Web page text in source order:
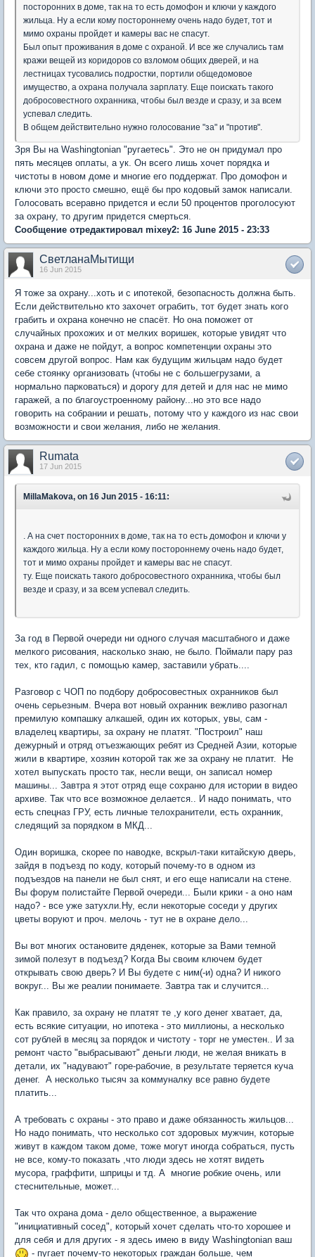
посторонних в доме, так на то есть домофон и ключи у каждого
жильца. Ну а если кому постороннему очень надо будет, тот и
мимо охраны пройдет и камеры вас не спасут.
Был опыт проживания в доме с охраной. И все же случались там
кражи вещей из коридоров со взломом общих дверей, и на
лестницах тусовались подростки, портили общедомовое
имущество, а охрана получала зарплату. Еще поискать такого
добросовестного охранника, чтобы был везде и сразу, и за всем
успевал следить.
В общем действительно нужно голосование "за" и "против".
Зря Вы на Washingtonian "ругаетесь". Это не он придумал про
пять месяцев оплаты, а ук. Он всего лишь хочет порядка и
чистоты в новом доме и многие его поддержат. Про домофон и
ключи это просто смешно, ещё бы про кодовый замок написали.
Голосовать всеравно придется и если 50 процентов проголосуют
за охрану, то другим придется смерться.
Сообщение отредактировал mixey2: 16 June 2015 - 23:33
СветланаМытищи
16 Jun 2015
Я тоже за охрану...хоть и с ипотекой, безопасность должна быть.
Если действительно кто захочет ограбить, тот будет знать кого
грабить и охрана конечно не спасёт. Но она поможет от
случайных прохожих и от мелких воришек, которые увидят что
охрана и даже не пойдут, а вопрос компетенции охраны это
совсем другой вопрос. Нам как будущим жильцам надо будет
себе стоянку организовать (чтобы не с большегрузами, а
нормально парковаться) и дорогу для детей и для нас не мимо
гаражей, а по благоустроенному району...но это все надо
говорить на собрании и решать, потому что у каждого из нас свои
возможности и свои желания, либо не желания.
Rumata
17 Jun 2015
MillaMakova, on 16 Jun 2015 - 16:11:
. А на счет посторонних в доме, так на то есть домофон и ключи у
каждого жильца. Ну а если кому постороннему очень надо будет,
тот и мимо охраны пройдет и камеры вас не спасут.
ту. Еще поискать такого добросовестного охранника, чтобы был
везде и сразу, и за всем успевал следить.
За год в Первой очереди ни одного случая масштабного и даже
мелкого рисования, насколько знаю, не было. Поймали пару раз
тех, кто гадил, с помощью камер, заставили убрать....
Разговор с ЧОП по подбору добросовестных охранников был
очень серьезным. Вчера вот новый охранник вежливо разогнал
премилую компашку алкашей, один их которых, увы, сам -
владелец квартиры, за охрану не платят. "Построил" наш
дежурный и отряд отъезжающих ребят из Средней Азии, которые
жили в квартире, хозяин которой так же за охрану не платит. Не
хотел выпускать просто так, несли вещи, он записал номер
машины... Завтра я этот отряд еще сохраню для истории в видео
архиве. Так что все возможное делается.. И надо понимать, что
есть спецназ ГРУ, есть личные телохранители, есть охранник,
следящий за порядком в МКД...
Один воришка, скорее по наводке, вскрыл-таки китайскую дверь,
зайдя в подъезд по коду, который почему-то в одном из
подъездов на панели не был снят, и его еще написали на стене.
Вы форум полистайте Первой очереди... Были крики - а оно нам
надо? - все уже затухли.Ну, если некоторые соседи у других
цветы воруют и проч. мелочь - тут не в охране дело...
Вы вот многих остановите дяденек, которые за Вами темной
зимой полезут в подъезд? Когда Вы своим ключем будет
открывать свою дверь? И Вы будете с ним(-и) одна? И никого
вокруг... Вы же реалии понимаете. Завтра так и случится...
Как правило, за охрану не платят те ,у кого денег хватает, да,
есть всякие ситуации, но ипотека - это миллионы, а несколько
сот рублей в месяц за порядок и чистоту - торг не уместен.. И за
ремонт часто "выбрасывают" деньги люди, не желая вникать в
детали, их "надувают" горе-рабочие, в результате теряется куча
денег. А несколько тысяч за коммуналку все равно будете
платить...
А требовать с охраны - это право и даже обязанность жильцов...
Но надо понимать, что несколько сот здоровых мужчин, которые
живут в каждом таком доме, тоже могут иногда собраться, пусть
не все, кому-то показать ,что люди здесь не хотят видеть
мусора, граффити, шприцы и тд. А многие робкие очень, или
стеснительные, может...
Так что охрана дома - дело общественное, а выражение
"инициативный сосед", который хочет сделать что-то хорошее и
для себя и для других - я здесь имею в виду Washingtonian ваш
- пугает почему-то некоторых граждан больше, чем